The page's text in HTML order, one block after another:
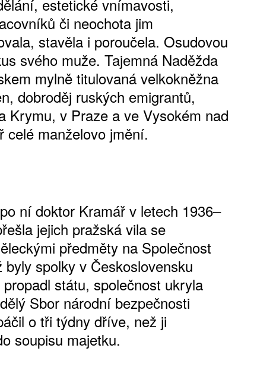
estetické vnímavosti,
či neochota jim
stavěla i poroučela. Osudovou
svého muže. Tajemná Naděžda
mylně titulovaná velkokněžna
dobroděj ruských emigrantů,
Krymu, v Praze a ve Vysokém nad
celé manželovo jmění.
ní doktor Kramář v letech 1936–
jejich pražská vila se
předměty na Společnost
spolky v Československu
státu, společnost ukryla
Sbor národní bezpečnosti
o tři týdny dříve, než ji
soupisu majetku.